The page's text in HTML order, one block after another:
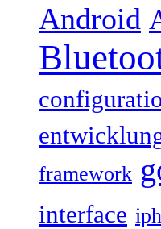
Android
framework
interface